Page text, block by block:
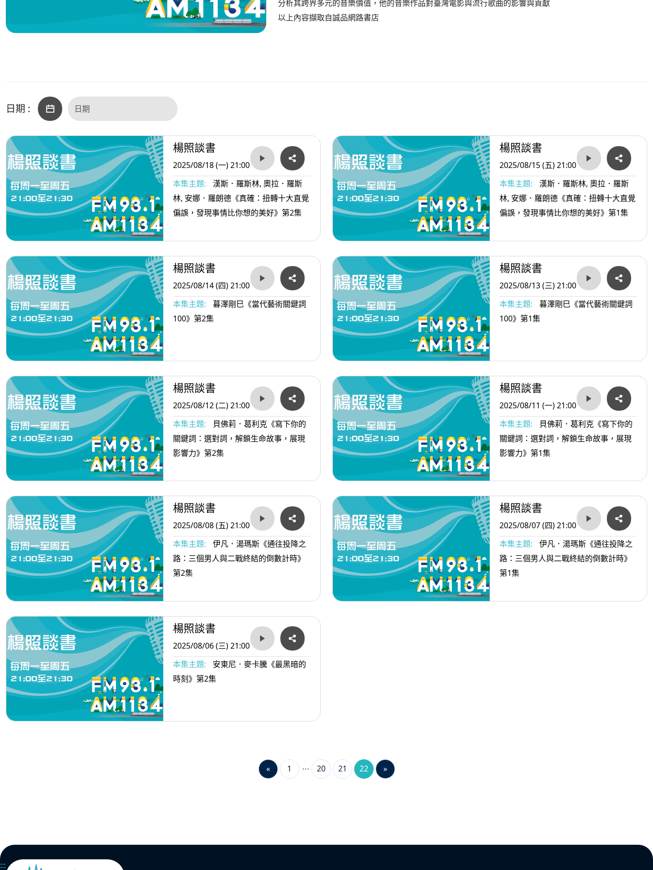
分析其跨界多元的音樂價值，他的音樂作品對臺灣電影與流行歌曲的影響與貢獻
以上內容擷取自誠品網路書店
日期 :
楊照談書
2025/08/18 (一) 21:00
本集主題:
漢斯．羅斯林, 奧拉．羅斯
林, 安娜．羅朗德《真確：扭轉十大直覺
偏誤，發現事情比你想的美好》第2集
楊照談書
2025/08/15 (五) 21:00
本集主題:
漢斯．羅斯林, 奧拉．羅斯
林, 安娜．羅朗德《真確：扭轉十大直覺
偏誤，發現事情比你想的美好》第1集
楊照談書
2025/08/14 (四) 21:00
本集主題:
暮澤剛巳《當代藝術關鍵詞
100》第2集
楊照談書
2025/08/13 (三) 21:00
本集主題:
暮澤剛巳《當代藝術關鍵詞
100》第1集
楊照談書
2025/08/12 (二) 21:00
本集主題:
貝佛莉．葛利克《寫下你的
關鍵詞：選對詞，解鎖生命故事，展現
影響力》第2集
楊照談書
2025/08/11 (一) 21:00
本集主題:
貝佛莉．葛利克《寫下你的
關鍵詞：選對詞，解鎖生命故事，展現
影響力》第1集
楊照談書
2025/08/08 (五) 21:00
本集主題:
伊凡．湯瑪斯《通往投降之
路：三個男人與二戰終結的倒數計時》
第2集
楊照談書
2025/08/07 (四) 21:00
本集主題:
伊凡．湯瑪斯《通往投降之
路：三個男人與二戰終結的倒數計時》
第1集
楊照談書
2025/08/06 (三) 21:00
本集主題:
安東尼．麥卡騰《最黑暗的
時刻》第2集
« 1 20 21 22 »
:::